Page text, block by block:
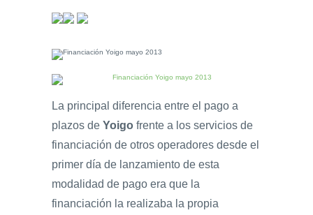
La principal diferencia entre el pago a
plazos de Yoigo frente a los servicios de
financiación de otros operadores desde el
primer día de lanzamiento de esta
modalidad de pago era que la
financiación la realizaba la propia